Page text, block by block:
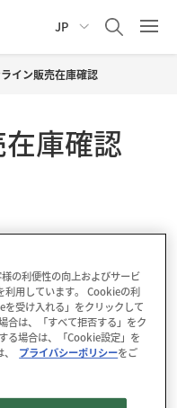
JP
イン販売在庫確認
庫確認
の利便性の向上およびサービ
利用しています。 Cookieの利
受け入れる」をクリックして
合は、「すべて拒否する」をク
る場合は、「Cookie設定」を
プライバシーポリシーをご